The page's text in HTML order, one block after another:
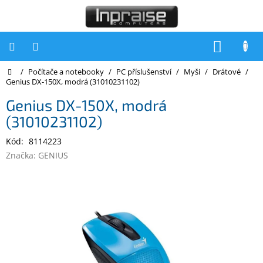
Počítače
Inpraise
Notebooky
Tiskárny
Domů
/ Počítače a notebooky / PC příslušenství / Myši / Drátové /
Genius DX-150X, modrá (31010231102)
Genius DX-150X, modrá
(31010231102)
Kód: 8114223
Značka: GENIUS